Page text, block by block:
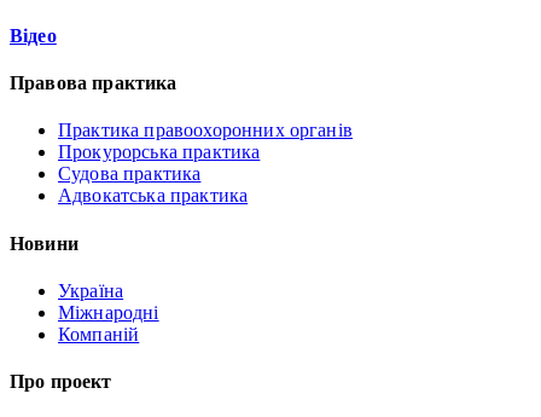
Відео
Правова практика
Практика правоохоронних органів
Прокурорська практика
Судова практика
Адвокатська практика
Новини
Україна
Міжнародні
Компаній
Про проект